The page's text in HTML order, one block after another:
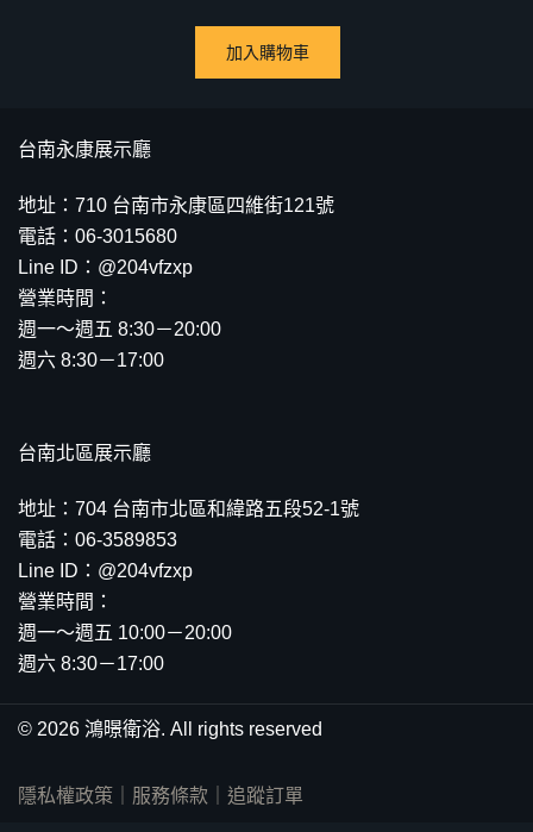
加入購物車
台南永康展示廳
地址：710 台南市永康區四維街121號
電話：06-3015680
Line ID：@204vfzxp
營業時間：
週一～週五 8:30－20:00
週六 8:30－17:00
台南北區展示廳
地址：704 台南市北區和緯路五段52-1號
電話：06-3589853
Line ID：@204vfzxp
營業時間：
週一～週五 10:00－20:00
週六 8:30－17:00
© 2026 鴻暻衛浴. All rights reserved
隱私權政策 服務條款 追蹤訂單